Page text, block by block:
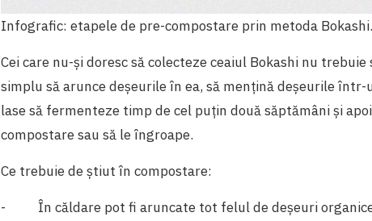
Infografic: etapele de pre-compostare prin metoda
Cei care nu-și doresc să colecteze ceaiul Bokashi nu
simplu să arunce deșeurile în ea, să mențină deșeurile într-
lase să fermenteze timp de cel puțin două săptămâni și
compostare sau să le îngroape.
Ce trebuie de știut în compostare:
-
În căldare pot fi aruncate tot felul de deșeuri